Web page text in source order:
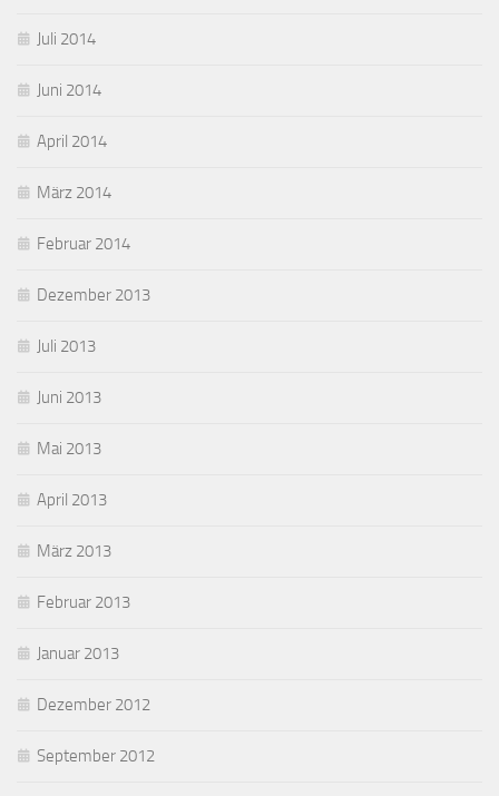
Juli 2014
Juni 2014
April 2014
März 2014
Februar 2014
Dezember 2013
Juli 2013
Juni 2013
Mai 2013
April 2013
März 2013
Februar 2013
Januar 2013
Dezember 2012
September 2012